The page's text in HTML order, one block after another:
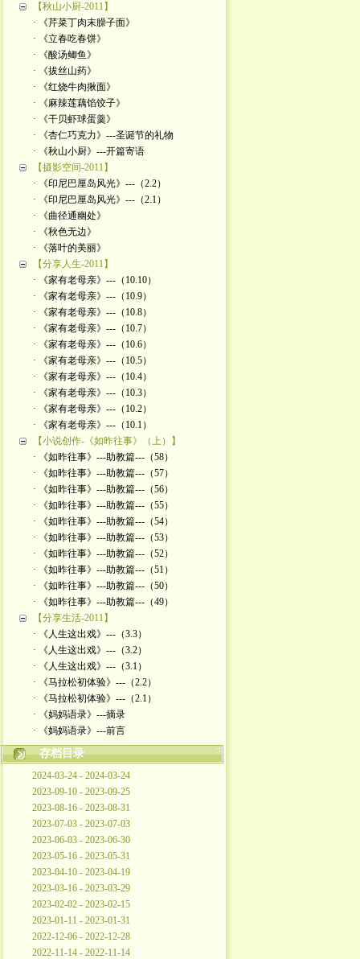
【秋山小厨-2011】
· 《芹菜丁肉末臊子面》
· 《立春吃春饼》
· 《酸汤鲫鱼》
· 《拔丝山药》
· 《红烧牛肉揪面》
· 《麻辣莲藕馅饺子》
· 《干贝虾球蛋羹》
· 《杏仁巧克力》---圣诞节的礼物
· 《秋山小厨》---开篇寄语
【摄影空间-2011】
· 《印尼巴厘岛风光》---（2.2）
· 《印尼巴厘岛风光》---（2.1）
· 《曲径通幽处》
· 《秋色无边》
· 《落叶的美丽》
【分享人生-2011】
· 《家有老母亲》---（10.10）
· 《家有老母亲》---（10.9）
· 《家有老母亲》---（10.8）
· 《家有老母亲》---（10.7）
· 《家有老母亲》---（10.6）
· 《家有老母亲》---（10.5）
· 《家有老母亲》---（10.4）
· 《家有老母亲》---（10.3）
· 《家有老母亲》---（10.2）
· 《家有老母亲》---（10.1）
【小说创作-《如昨往事》（上）】
· 《如昨往事》---助教篇---（58）
· 《如昨往事》---助教篇---（57）
· 《如昨往事》---助教篇---（56）
· 《如昨往事》---助教篇---（55）
· 《如昨往事》---助教篇---（54）
· 《如昨往事》---助教篇---（53）
· 《如昨往事》---助教篇---（52）
· 《如昨往事》---助教篇---（51）
· 《如昨往事》---助教篇---（50）
· 《如昨往事》---助教篇---（49）
【分享生活-2011】
· 《人生这出戏》---（3.3）
· 《人生这出戏》---（3.2）
· 《人生这出戏》---（3.1）
· 《马拉松初体验》---（2.2）
· 《马拉松初体验》---（2.1）
· 《妈妈语录》---摘录
· 《妈妈语录》---前言
存档目录
2024-03-24 - 2024-03-24
2023-09-10 - 2023-09-25
2023-08-16 - 2023-08-31
2023-07-03 - 2023-07-03
2023-06-03 - 2023-06-30
2023-05-16 - 2023-05-31
2023-04-10 - 2023-04-19
2023-03-16 - 2023-03-29
2023-02-02 - 2023-02-15
2023-01-11 - 2023-01-31
2022-12-06 - 2022-12-28
2022-11-14 - 2022-11-14